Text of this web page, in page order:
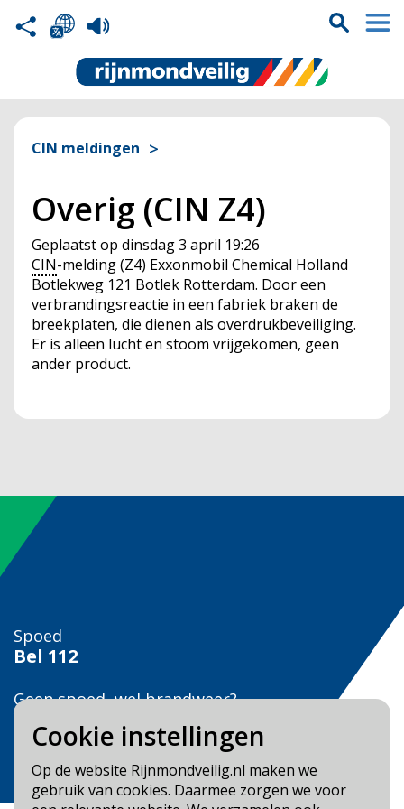
Cookie instellingen
Op de website Rijnmondveilig.nl maken we
gebruik van cookies. Daarmee zorgen we voor
CIN meldingen
Overig (CIN Z4)
Geplaatst op dinsdag 3 april 19:26
CIN-melding (Z4) Exxonmobil Chemical Holland
Botlekweg 121 Botlek Rotterdam. Door een
verbrandingsreactie in een fabriek braken de
breekplaten, die dienen als overdrukbeveiliging.
Er is alleen lucht en stoom vrijgekomen, geen
ander product.
Spoed
Bel 112
Geen spoed, wel brandweer?
Bel
Veilig Leven?
Bel 0900-8387